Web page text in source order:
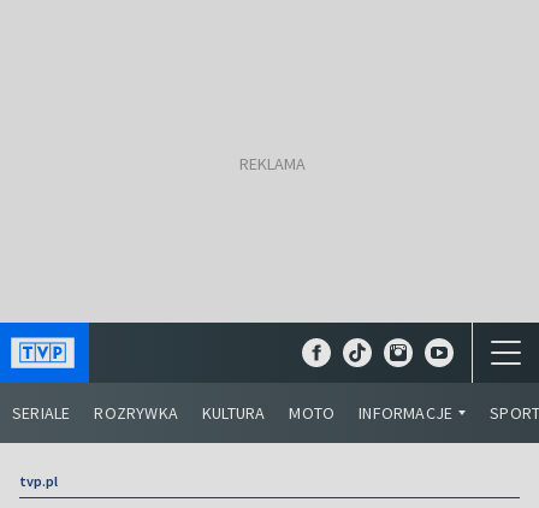
SERIALE ROZRYWKA KULTURA MOTO INFORMACJE
tvp.pl